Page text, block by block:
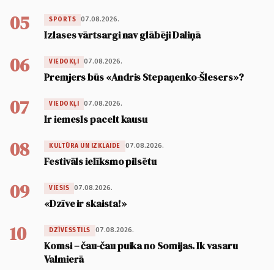
05 SPORTS 07.08.2026.
Izlases vārtsargi nav glābēji Daliņā
06 VIEDOKĻI 07.08.2026.
Premjers būs «Andris Stepaņenko-Šlesers»?
07 VIEDOKĻI 07.08.2026.
Ir iemesls pacelt kausu
08 KULTŪRA UN IZKLAIDE 07.08.2026.
Festivāls ielīksmo pilsētu
09 VIESIS 07.08.2026.
«Dzīve ir skaista!»
10 DZĪVESSTILS 07.08.2026.
Komsi – čau-čau puika no Somijas. Ik vasaru
Valmierā